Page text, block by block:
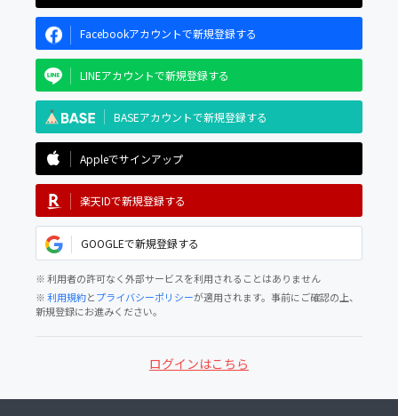
Facebookアカウントで新規登録する
LINEアカウントで新規登録する
BASEアカウントで新規登録する
Appleでサインアップ
楽天IDで新規登録する
GOOGLEで新規登録する
※ 利用者の許可なく外部サービスを利用されることはありません
※利用規約とプライバシーポリシーが適用されます。事前にご確認の上、
新規登録にお進みください。
ログインはこちら